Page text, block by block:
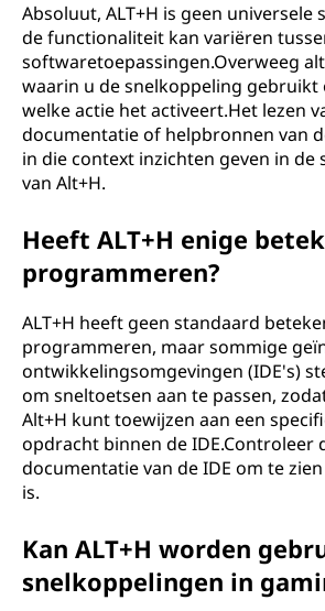
Absoluut, ALT+H is geen universele
de functionaliteit kan variëren
softwaretoepassingen.Overweeg
waarin u de snelkoppeling gebruikt
welke actie het activeert.Het lezen
documentatie of helpbronnen van
in die context inzichten geven in de
van Alt+H.
Heeft ALT+H enige
programmeren?
ALT+H heeft geen standaard
programmeren, maar sommige
ontwikkelingsomgevingen (IDE's)
om sneltoetsen aan te passen,
Alt+H kunt toewijzen aan een
opdracht binnen de IDE.Controleer
documentatie van de IDE om te
is.
Kan ALT+H worden
snelkoppelingen in